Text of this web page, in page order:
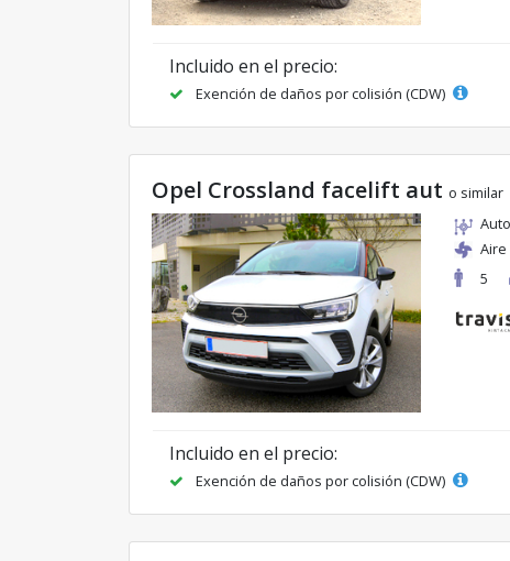
Incluido en el precio:
Exención de daños por colisión (CDW)
Opel Crossland facelift aut o similar
5
Incluido en el precio:
Exención de daños por colisión (CDW)